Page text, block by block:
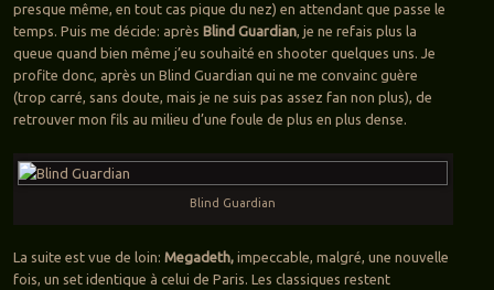
presque même, en tout cas pique du nez) en attendant que passe le
temps. Puis me décide: après Blind Guardian, je ne refais plus la
queue quand bien même j’eu souhaité en shooter quelques uns. Je
profite donc, après un Blind Guardian qui ne me convainc guère
(trop carré, sans doute, mais je ne suis pas assez fan non plus), de
retrouver mon fils au milieu d’une foule de plus en plus dense.
Blind Guardian
La suite est vue de loin: Megadeth,impeccable, malgré, une nouvelle
fois, un set identique à celui de Paris. Les classiques restent